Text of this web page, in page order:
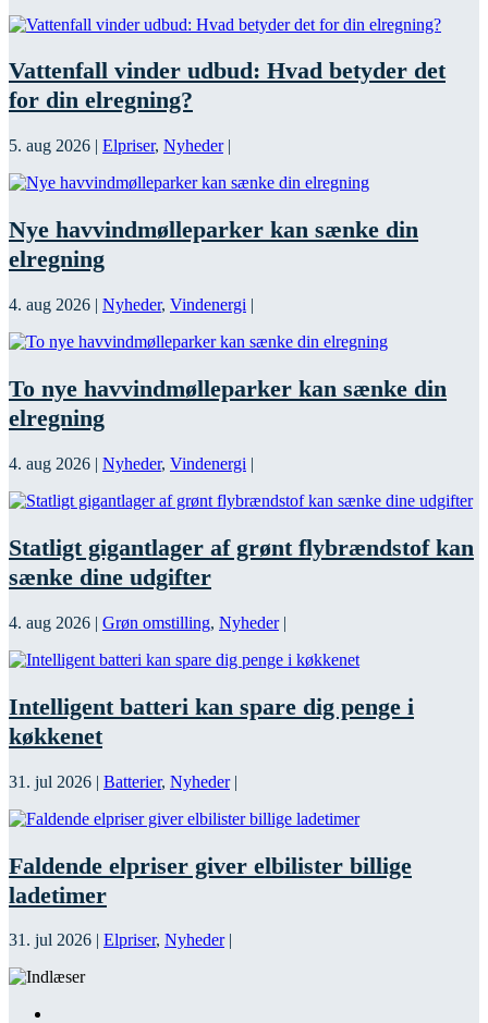
Vattenfall vinder udbud: Hvad betyder det
for din elregning?
5. aug 2026 | Elpriser, Nyheder|
Nye havvindmølleparker kan sænke din
elregning
4. aug 2026 | Nyheder, Vindenergi |
To nye havvindmølleparker kan sænke din
elregning
4. aug 2026 | Nyheder, Vindenergi |
Statligt gigantlager af grønt flybrændstof kan
sænke dine udgifter
4. aug 2026 | Grøn omstilling, Nyheder|
Intelligent batteri kan spare dig penge i
køkkenet
31. jul 2026 | Batterier, Nyheder|
Faldende elpriser giver elbilister billige
ladetimer
31. jul 2026 | Elpriser, Nyheder|